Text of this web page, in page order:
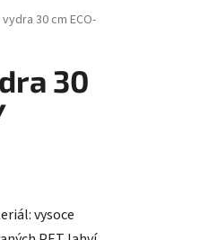
30 cm ECO-
30
vysoce